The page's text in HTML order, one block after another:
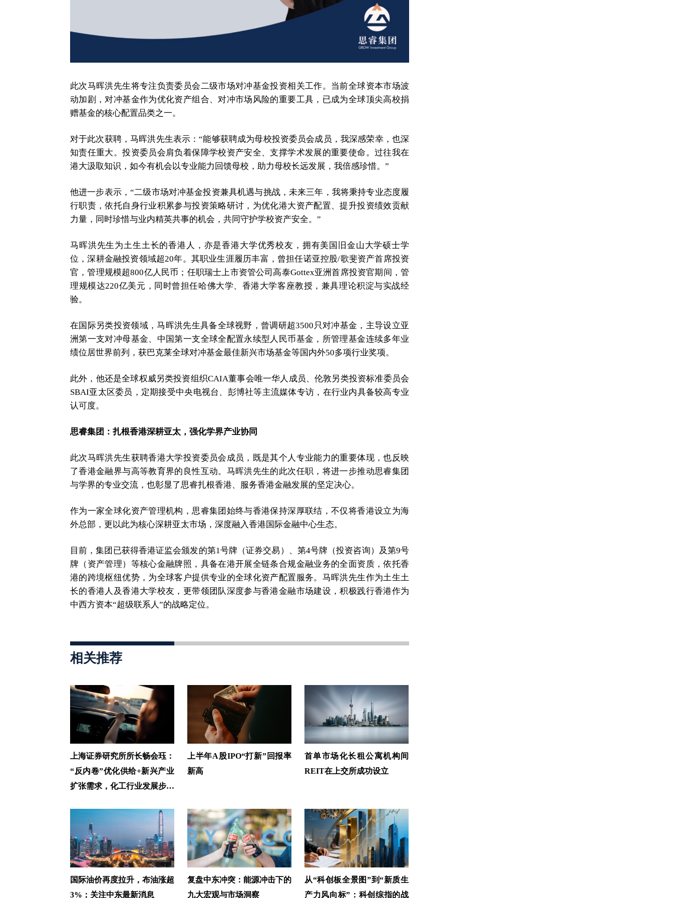
此次马晖洪先生将专注负责委员会二级市场对冲基金投资相关工作。当前全球资本市场波
动加剧，对冲基金作为优化资产组合、对冲市场风险的重要工具，已成为全球顶尖高校捐
赠基金的核心配置品类之一。
对于此次获聘，马晖洪先生表示：“能够获聘成为母校投资委员会成员，我深感荣幸，也深
知责任重大。投资委员会肩负着保障学校资产安全、支撑学术发展的重要使命。过往我在
港大汲取知识，如今有机会以专业能力回馈母校，助力母校长远发展，我倍感珍惜。”
他进一步表示，“二级市场对冲基金投资兼具机遇与挑战，未来三年，我将秉持专业态度履
行职责，依托自身行业积累参与投资策略研讨，为优化港大资产配置、提升投资绩效贡献
力量，同时珍惜与业内精英共事的机会，共同守护学校资产安全。”
马晖洪先生为土生土长的香港人，亦是香港大学优秀校友，拥有美国旧金山大学硕士学
位，深耕金融投资领域超20年。其职业生涯履历丰富，曾担任诺亚控股/歌斐资产首席投资
官，管理规模超800亿人民币；任职瑞士上市资管公司高泰Gottex亚洲首席投资官期间，管
理规模达220亿美元，同时曾担任哈佛大学、香港大学客座教授，兼具理论积淀与实战经
验。
在国际另类投资领域，马晖洪先生具备全球视野，曾调研超3500只对冲基金，主导设立亚
洲第一支对冲母基金、中国第一支全球全配置永续型人民币基金，所管理基金连续多年业
绩位居世界前列，获巴克莱全球对冲基金最佳新兴市场基金等国内外50多项行业奖项。
此外，他还是全球权威另类投资组织CAIA董事会唯一华人成员、伦敦另类投资标准委员会
SBAI亚太区委员，定期接受中央电视台、彭博社等主流媒体专访，在行业内具备较高专业
认可度。
思睿集团：扎根香港深耕亚太，强化学界产业协同
此次马晖洪先生获聘香港大学投资委员会成员，既是其个人专业能力的重要体现，也反映
了香港金融界与高等教育界的良性互动。马晖洪先生的此次任职，将进一步推动思睿集团
与学界的专业交流，也彰显了思睿扎根香港、服务香港金融发展的坚定决心。
作为一家全球化资产管理机构，思睿集团始终与香港保持深厚联结，不仅将香港设立为海
外总部，更以此为核心深耕亚太市场，深度融入香港国际金融中心生态。
目前，集团已获得香港证监会颁发的第1号牌（证券交易）、第4号牌（投资咨询）及第9号
牌（资产管理）等核心金融牌照，具备在港开展全链条合规金融业务的全面资质，依托香
港的跨境枢纽优势，为全球客户提供专业的全球化资产配置服务。马晖洪先生作为土生土
长的香港人及香港大学校友，更带领团队深度参与香港金融市场建设，积极践行香港作为
中西方资本“超级联系人”的战略定位。
相关推荐
上海证券研究所所长畅会珏：
“反内卷”优化供给+新兴产业
扩张需求，化工行业发展步入
上半年A股IPO“打新”回报率
新高
首单市场化长租公寓机构间
REIT在上交所成功设立
国际油价再度拉升，布油涨超
3%；关注中东最新消息
复盘中东冲突：能源冲击下的
九大宏观与市场洞察
从“科创板全景图”到“新质生
产力风向标”：科创综指的战